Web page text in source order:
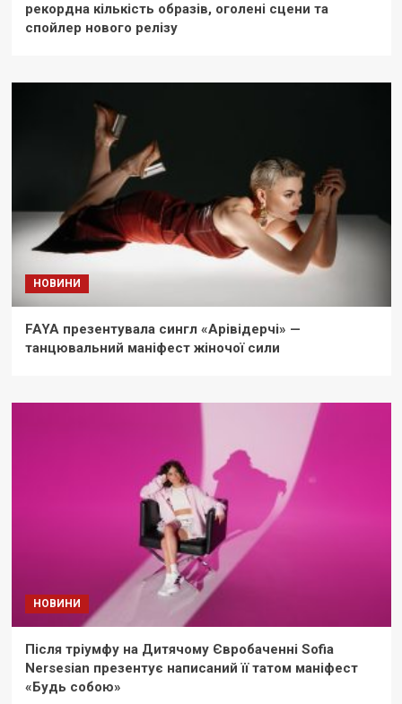
рекордна кількість образів, оголені сцени та
спойлер нового релізу
НОВИНИ
FAYA презентувала сингл «Арівідерчі» —
танцювальний маніфест жіночої сили
НОВИНИ
Після тріумфу на Дитячому Євробаченні Sofia
Nersesian презентує написаний її татом маніфест
«Будь собою»